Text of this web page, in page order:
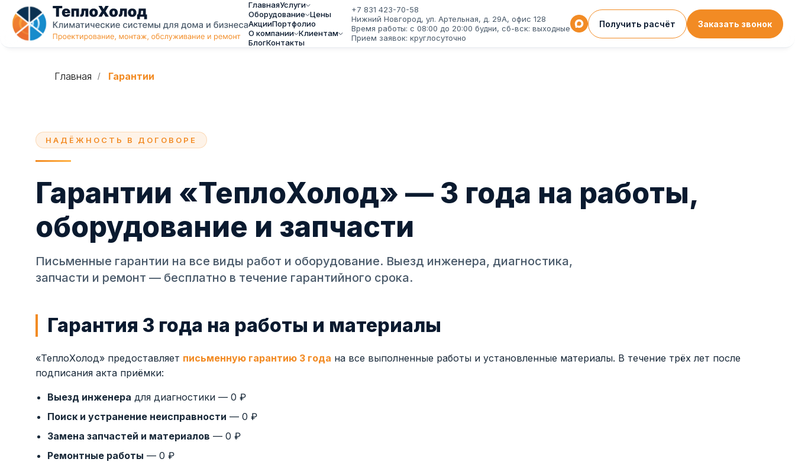
ГлавнаяУслуги
Оборудование Цены
АкцииПортфолио
О компании Клиентам
БлогКонтакты
+7 831 423-70-58
Нижний Новгород, ул. Артельная, д. 29А, офис 128
Время работы: с 08:00 до 20:00 будни, сб-вск: выходные
Прием заявок: круглосуточно
Получить расчёт Заказать звонок
Главная / Гарантии
НАДЁЖНОСТЬ В ДОГОВОРЕ
Гарантии «ТеплоХолод» — 3 года на работы,
оборудование и запчасти
Письменные гарантии на все виды работ и оборудование. Выезд инженера, диагностика,
запчасти и ремонт — бесплатно в течение гарантийного срока.
Гарантия 3 года на работы и материалы
«ТеплоХолод» предоставляет письменную гарантию 3 года на все выполненные работы и установленные материалы. В течение трёх лет после
подписания акта приёмки:
Выезд инженера для диагностики — 0 ₽
Поиск и устранение неисправности — 0 ₽
Замена запчастей и материалов — 0 ₽
Ремонтные работы — 0 ₽